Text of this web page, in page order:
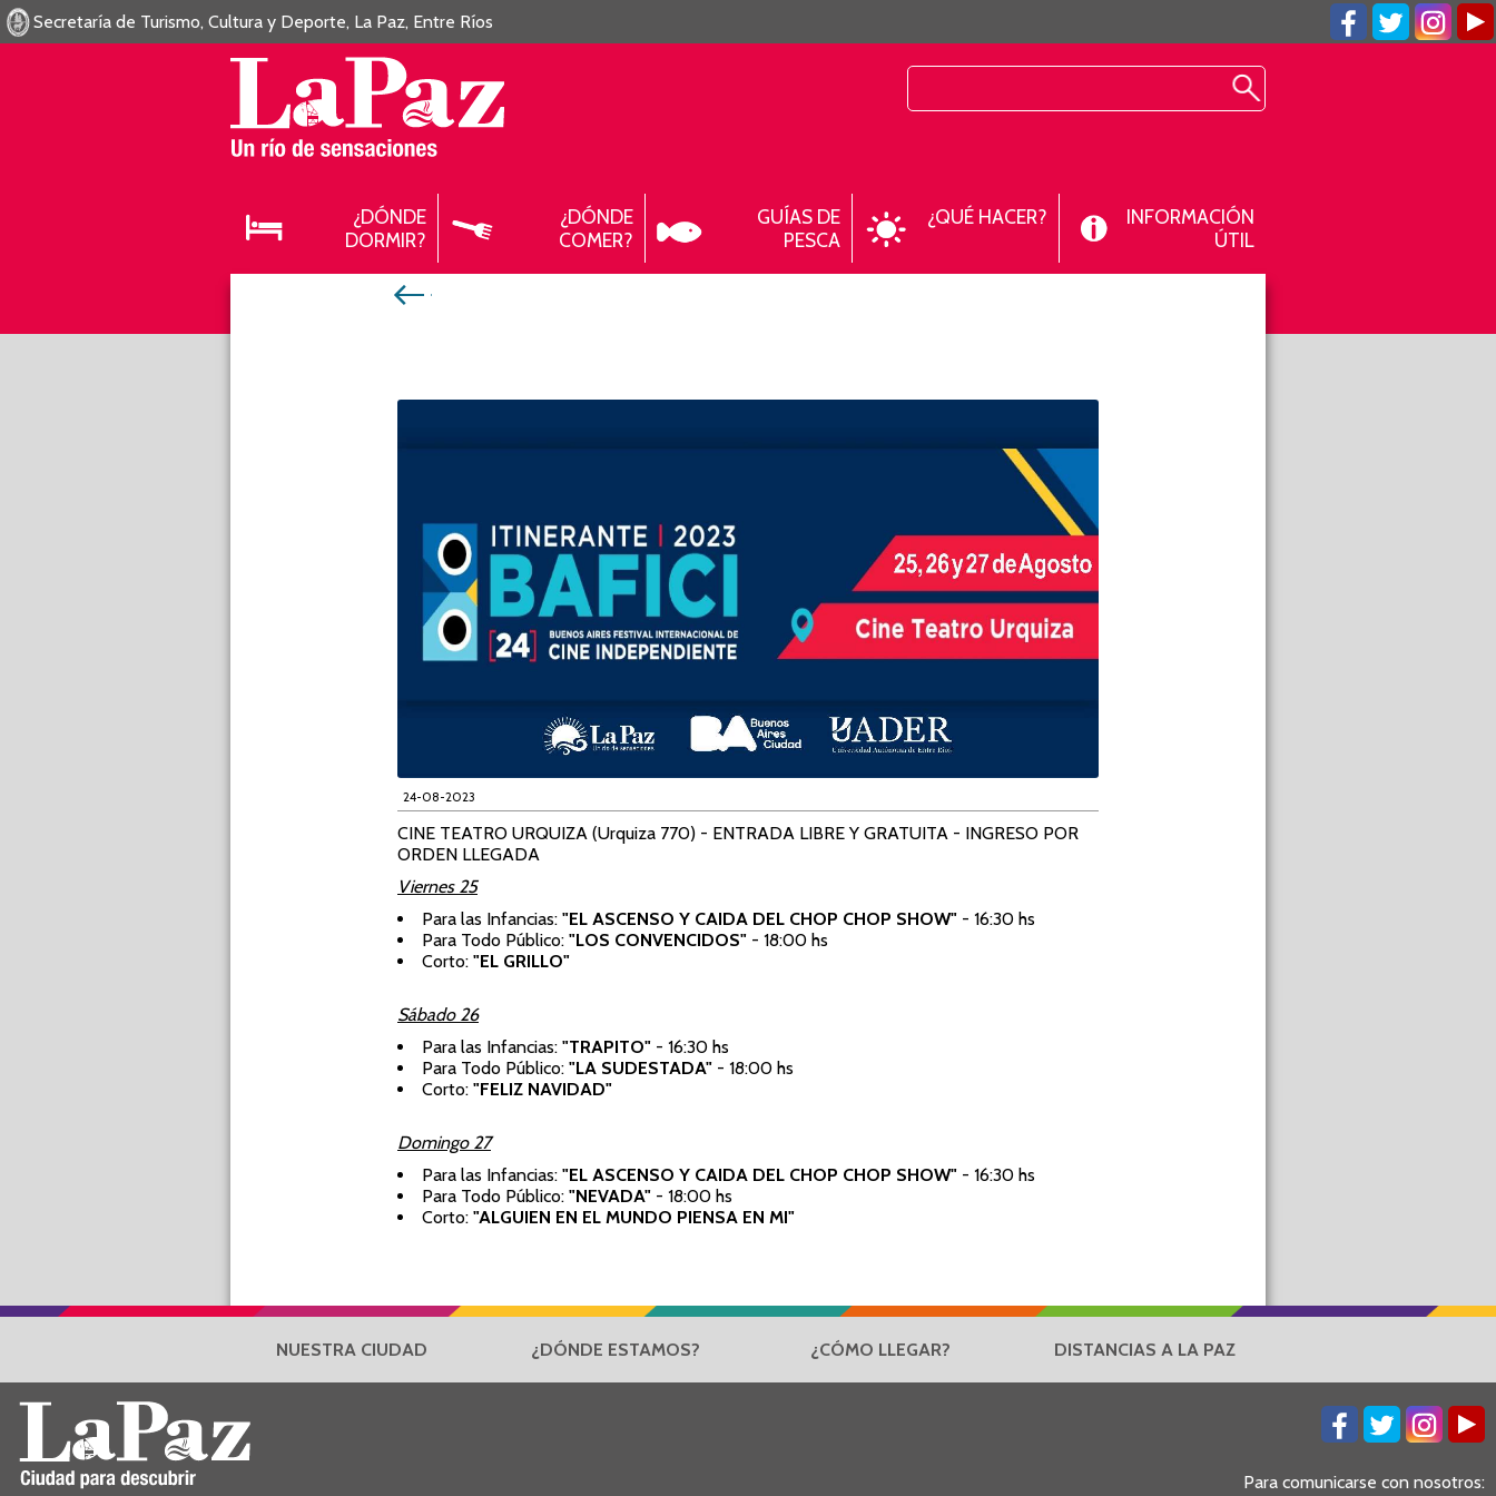
Secretaría de Turismo, Cultura y Deporte, La Paz, Entre Ríos
¿DÓNDE
DORMIR?
¿DÓNDE
COMER?
GUÍAS DE
PESCA
¿QUÉ HACER?
INFORMACIÓN
ÚTIL
24-08-2023
CINE TEATRO URQUIZA (Urquiza 770) - ENTRADA LIBRE Y GRATUITA - INGRESO POR
ORDEN LLEGADA
Viernes 25
Para las Infancias: "EL ASCENSO Y CAIDA DEL CHOP CHOP SHOW" - 16:30 hs
Para Todo Público: "LOS CONVENCIDOS" - 18:00 hs
Corto: "EL GRILLO"
Sábado 26
Para las Infancias: "TRAPITO" - 16:30 hs
Para Todo Público: "LA SUDESTADA" - 18:00 hs
Corto: "FELIZ NAVIDAD"
Domingo 27
Para las Infancias: "EL ASCENSO Y CAIDA DEL CHOP CHOP SHOW" - 16:30 hs
Para Todo Público: "NEVADA" - 18:00 hs
Corto: "ALGUIEN EN EL MUNDO PIENSA EN MI"
NUESTRA CIUDAD ¿DÓNDE ESTAMOS? ¿CÓMO LLEGAR? DISTANCIAS A LA PAZ
Para comunicarse con nosotros: